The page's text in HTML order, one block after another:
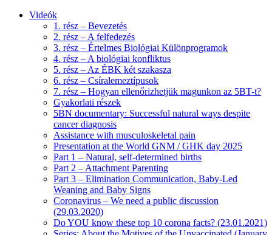
Videók
1. rész – Bevezetés
2. rész – A felfedezés
3. rész – Értelmes Biológiai Különprogramok
4. rész – A biológiai konfliktus
5. rész – Az ÉBK két szakasza
6. rész – Csíralemeztípusok
7. rész – Hogyan ellenőrizhetjük magunkon az 5BT-t?
Gyakorlati részek
5BN documentary: Successful natural ways despite
cancer diagnosis
Assistance with musculoskeletal pain
Presentation at the World GNM / GHK day 2025
Part 1 – Natural, self-determined births
Part 2 – Attachment Parenting
Part 3 – Elimination Communication, Baby-Led
Weaning and Baby Signs
Coronavirus – We need a public discussion
(29.03.2020)
Do YOU know these top 10 corona facts? (23.01.2021)